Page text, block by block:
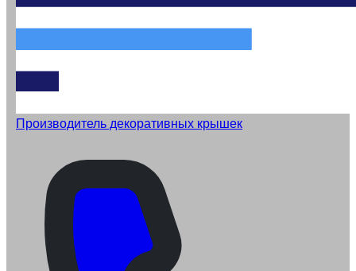
Производитель декоративных крышек